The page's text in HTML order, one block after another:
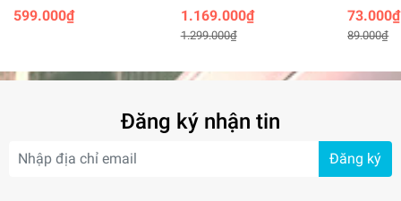
bày mô hình với led trần
có cửa mở - display box
599.000₫
Base CG Set 10 bộ
gundam Hangar
1.169.000₫
1.299.000₫
stand
aerial 1/
73.000₫
89.000₫
Đăng ký nhận tin
Đăng ký